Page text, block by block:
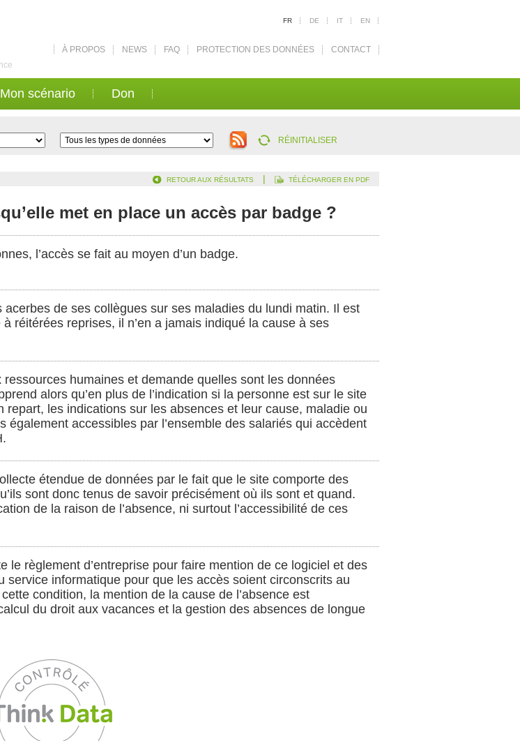
FR DE IT EN
À PROPOS NEWS FAQ PROTECTION DES DONNÉES CONTACT
Mon scénario Don
RÉINITIALISER
RETOUR AUX RÉSULTATS | TÉLÉCHARGER EN PDF
met en place un accès par badge ?
l’accès se fait au moyen d’un badge.
de ses collègues sur ses maladies du lundi matin. Il est
réitérées reprises, il n’en a jamais indiqué la cause à ses
humaines et demande quelles sont les données
alors qu’en plus de l’indication si la personne est sur le site
les indications sur les absences et leur cause, maladie ou
accessibles par l’ensemble des salariés qui accèdent
étendue de données par le fait que le site comporte des
sont donc tenus de savoir précisément où ils sont et quand.
de la raison de l’absence, ni surtout l’accessibilité de ces
le règlement d’entreprise pour faire mention de ce logiciel et des
informatique pour que les accès soient circonscrits au
condition, la mention de la cause de l’absence est
du droit aux vacances et la gestion des absences de longue